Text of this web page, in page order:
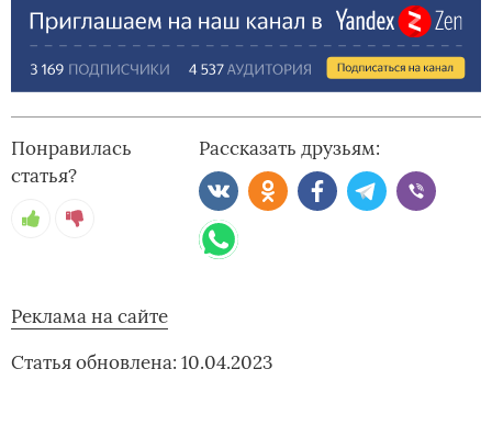
Понравилась
статья?
Рассказать друзьям:
Реклама на сайте
Статья обновлена: 10.04.2023